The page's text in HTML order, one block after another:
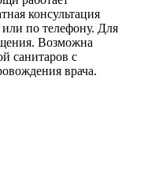
консультация
или по телефону. Для
Возможна
санитаров с
врача.